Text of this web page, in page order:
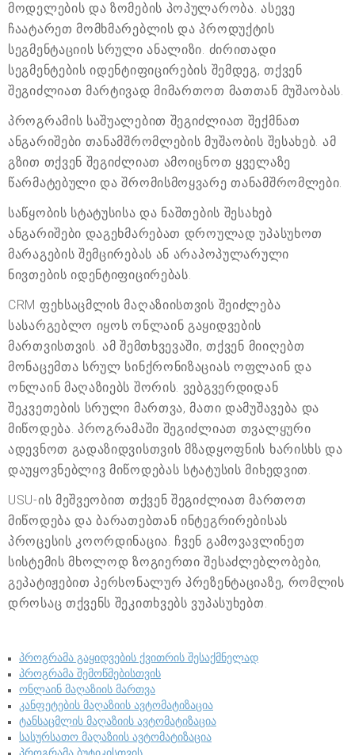
მოდელების და ზომების პოპულარობა. ასევე
ჩაატარეთ მომხმარებლის და პროდუქტის
სეგმენტაციის სრული ანალიზი. ძირითადი
სეგმენტების იდენტიფიცირების შემდეგ, თქვენ
შეგიძლიათ მარტივად მიმართოთ მათთან მუშაობას.
პროგრამის საშუალებით შეგიძლიათ შექმნათ
ანგარიშები თანამშრომლების მუშაობის შესახებ. ამ
გზით თქვენ შეგიძლიათ ამოიცნოთ ყველაზე
წარმატებული და შრომისმოყვარე თანამშრომლები.
საწყობის სტატუსისა და ნაშთების შესახებ
ანგარიშები დაგეხმარებათ დროულად უპასუხოთ
მარაგების შემცირებას ან არაპოპულარული
ნივთების იდენტიფიცირებას.
CRM ფეხსაცმლის მაღაზიისთვის შეიძლება
სასარგებლო იყოს ონლაინ გაყიდვების
მართვისთვის. ამ შემთხვევაში, თქვენ მიიღებთ
მონაცემთა სრულ სინქრონიზაციას ოფლაინ და
ონლაინ მაღაზიებს შორის. ვებგვერდიდან
შეკვეთების სრული მართვა, მათი დამუშავება და
მიწოდება. პროგრამაში შეგიძლიათ თვალყური
ადევნოთ გადაზიდვისთვის მზადყოფნის ხარისხს და
დაუყოვნებლივ მიწოდებას სტატუსის მიხედვით.
USU-ის მეშვეობით თქვენ შეგიძლიათ მართოთ
მიწოდება და ბარათებთან ინტეგრირებისას
პროცესის კოორდინაცია. ჩვენ გამოვავლინეთ
სისტემის მხოლოდ ზოგიერთი შესაძლებლობები,
გეპატიჟებით პერსონალურ პრეზენტაციაზე, რომლის
დროსაც თქვენს შეკითხვებს ვუპასუხებთ.
პროგრამა გაყიდვების ქვითრის შესაქმნელად
პროგრამა შემოწმებისთვის
ონლაინ მაღაზიის მართვა
კანფეტების მაღაზიის ავტომატიზაცია
ტანსაცმლის მაღაზიის ავტომატიზაცია
სასურსათო მაღაზიის ავტომატიზაცია